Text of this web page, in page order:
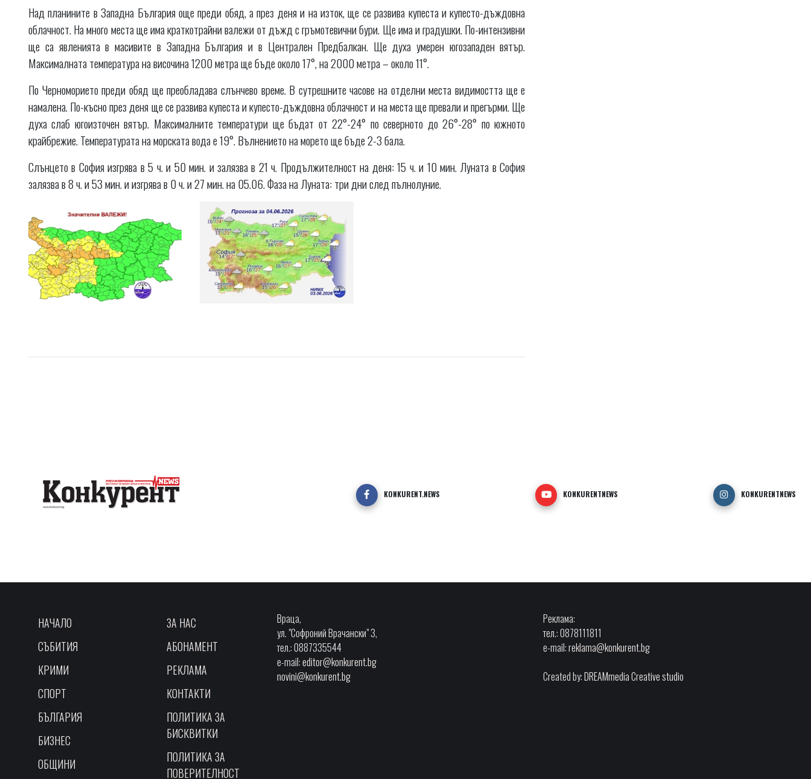
Над планините в Западна България още преди обяд, а през деня и на изток, ще се развива купеста и купесто-дъждовна
облачност. На много места ще има краткотрайни валежи от дъжд с гръмотевични бури. Ще има и градушки. По-интензивни
ще са явленията в масивите в Западна България и в Централен Предбалкан. Ще духа умерен югозападен вятър.
Максималната температура на височина 1200 метра ще бъде около 17°, на 2000 метра – около 11°.
По Черноморието преди обяд ще преобладава слънчево време. В сутрешните часове на отделни места видимостта ще е
намалена. По-късно през деня ще се развива купеста и купесто-дъждовна облачност и на места ще превали и прегърми. Ще
духа слаб югоизточен вятър. Максималните температури ще бъдат от 22°-24° по северното до 26°-28° по южното
крайбрежие. Температурата на морската вода е 19°. Вълнението на морето ще бъде 2-3 бала.
Слънцето в София изгрява в 5 ч. и 50 мин. и залязва в 21 ч. Продължителност на деня: 15 ч. и 10 мин. Луната в София
залязва в 8 ч. и 53 мин. и изгрява в 0 ч. и 27 мин. на 05.06. Фаза на Луната: три дни след пълнолуние.
KONKURENT.NEWS KONKURENTNEWS KONKURENTNEWS
НАЧАЛО
СЪБИТИЯ
КРИМИ
СПОРТ
БЪЛГАРИЯ
БИЗНЕС
ОБЩИНИ
ЗА НАС
АБОНАМЕНТ
РЕКЛАМА
КОНТАКТИ
ПОЛИТИКА ЗА
БИСКВИТКИ
ПОЛИТИКА ЗА
ПОВЕРИТЕЛНОСТ
Враца,
ул. "Софроний Врачански" 3,
тел.: 0887335544
e-mail:editor@konkurent.bg
novini@konkurent.bg
Реклама:
тел.: 0878111811
e-mail:reklama@konkurent.bg
Created by:DREAMmedia Creative studio